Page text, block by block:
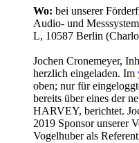
Wo: bei unserer
Audio- und
L, 10587 Berlin
Jochen Cronemeyer,
herzlich eingeladen. Im
oben; nur für
bereits über eines der
HARVEY, berichtet.
2019 Sponsor unserer
Vogelhuber als